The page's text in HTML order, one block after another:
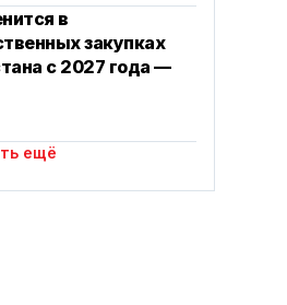
в
закупках
с 2027 года —
ещё